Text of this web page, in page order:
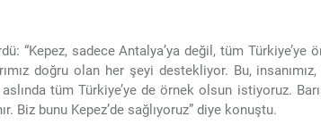
“Kepez, sadece Antalya’ya değil, tüm
doğru olan her şeyi destekliyor. Bu, insanımız,
tüm Türkiye’ye de örnek olsun istiyoruz.
Biz bunu Kepez’de sağlıyoruz” diye konuştu.